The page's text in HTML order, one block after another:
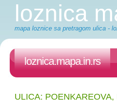
loznica
mapa loznice sa pretragom ulica -
loznica.mapa.in.rs
ULICA: POENKAREOVA,